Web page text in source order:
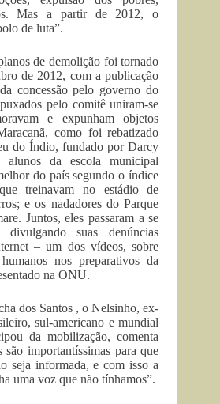
Mas a partir de 2012, o
de luta”.
de demolição foi tornado
de 2012, com a publicação
concessão pelo governo do
pelo comitê uniram-se
e expunham objetos
como foi rebatizado
do Índio, fundado por Darcy
da escola municipal
do país segundo o índice
treinavam no estádio de
e os nadadores do Parque
Juntos, eles passaram a se
divulgando suas denúncias
– um dos vídeos, sobre
nos preparativos da
na ONU.
dos Santos , o Nelsinho, ex-
sul-americano e mundial
da mobilização, comenta
importantíssimas para que
seja informada, e com isso a
uma voz que não tínhamos”.